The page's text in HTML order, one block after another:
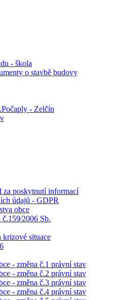
- škola
o stavbě budovy
- Zelčín
za poskytnutí informací
údajů - GDPR
obce
Sb.
krizové situace
- změna č.1 právní stav
- změna č.2 právní stav
- změna č.3 právní stav
- změna č.4 právní stav